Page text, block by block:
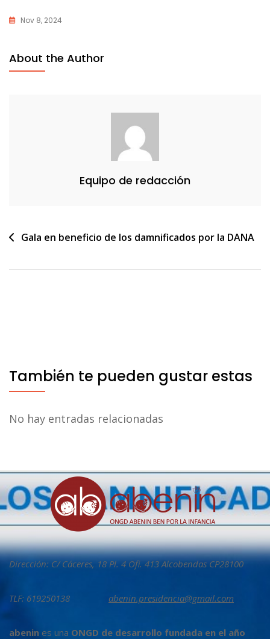
Nov 8, 2024
About the Author
Equipo de redacción
Navegación
entradas
Gala en beneficio de los damnificados por la DANA
También te pueden gustar estas
No hay entradas relacionadas
Dirección: C/ Cáceres, 18 Pl. 4 Ofi. 413 Alcobendas CP28100
TLF: 619250138 abenin.presidencia@gmail.com
abenin es una ONGD de desarrollo fundada en el año